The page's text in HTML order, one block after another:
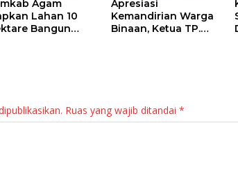
Agam
Lahan 10
Bangun
Apresiasi
Kemandirian Warga
Binaan, Ketua TP.
Ruas yang wajib ditandai *